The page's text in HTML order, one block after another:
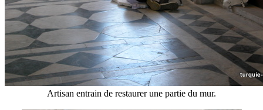
Artisan entrain de restaurer une partie du mur.